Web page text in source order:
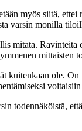
myös siitä,
varsin monilla
mitata. Ravinteita
mittaisten
kuitenkaan ole.
voitaisiin
todennäköistä,